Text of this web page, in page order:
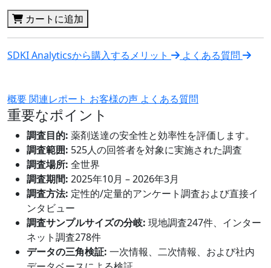
カートに追加
SDKI Analyticsから購入するメリット よくある質問
概要関連レポート お客様の声 よくある質問
重要なポイント
調査目的: 薬剤送達の安全性と効率性を評価します。
調査範囲: 525人の回答者を対象に実施された調査
調査場所: 全世界
調査期間: 2025年10月 – 2026年3月
調査方法: 定性的/定量的アンケート調査および直接イ
ンタビュー
調査サンプルサイズの分岐: 現地調査247件、インター
ネット調査278件
データの三角検証: 一次情報、二次情報、および社内